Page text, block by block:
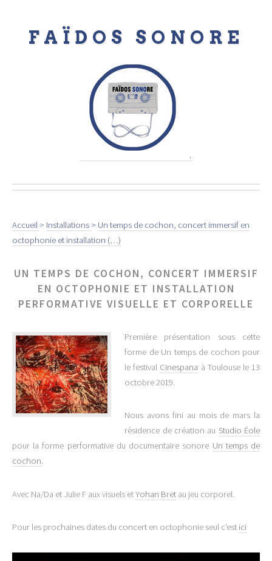
FAÏDOS SONORE
.
Accueil > Installations > Un temps de cochon, concert immersif en
octophonie et installation (…)
UN TEMPS DE COCHON, CONCERT IMMERSIF
EN OCTOPHONIE ET INSTALLATION
PERFORMATIVE VISUELLE ET CORPORELLE
Première présentation sous cette
forme de Un temps de cochon pour
le festival Cinespana à Toulouse le 13
octobre 2019.
Nous avons fini au mois de mars la
résidence de création au Studio Éole
pour la forme performative du documentaire sonore Un temps de
cochon.
Avec Na/Da et Julie F aux visuels etYohan Bret au jeu corporel.
Pour les prochaines dates du concert en octophonie seul c’est ici